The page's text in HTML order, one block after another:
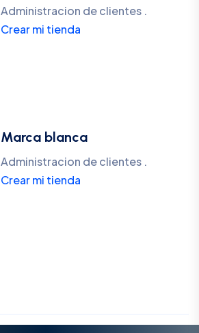
Administracion de clientes .
Crear mi tienda
Marca blanca
Administracion de clientes .
Crear mi tienda